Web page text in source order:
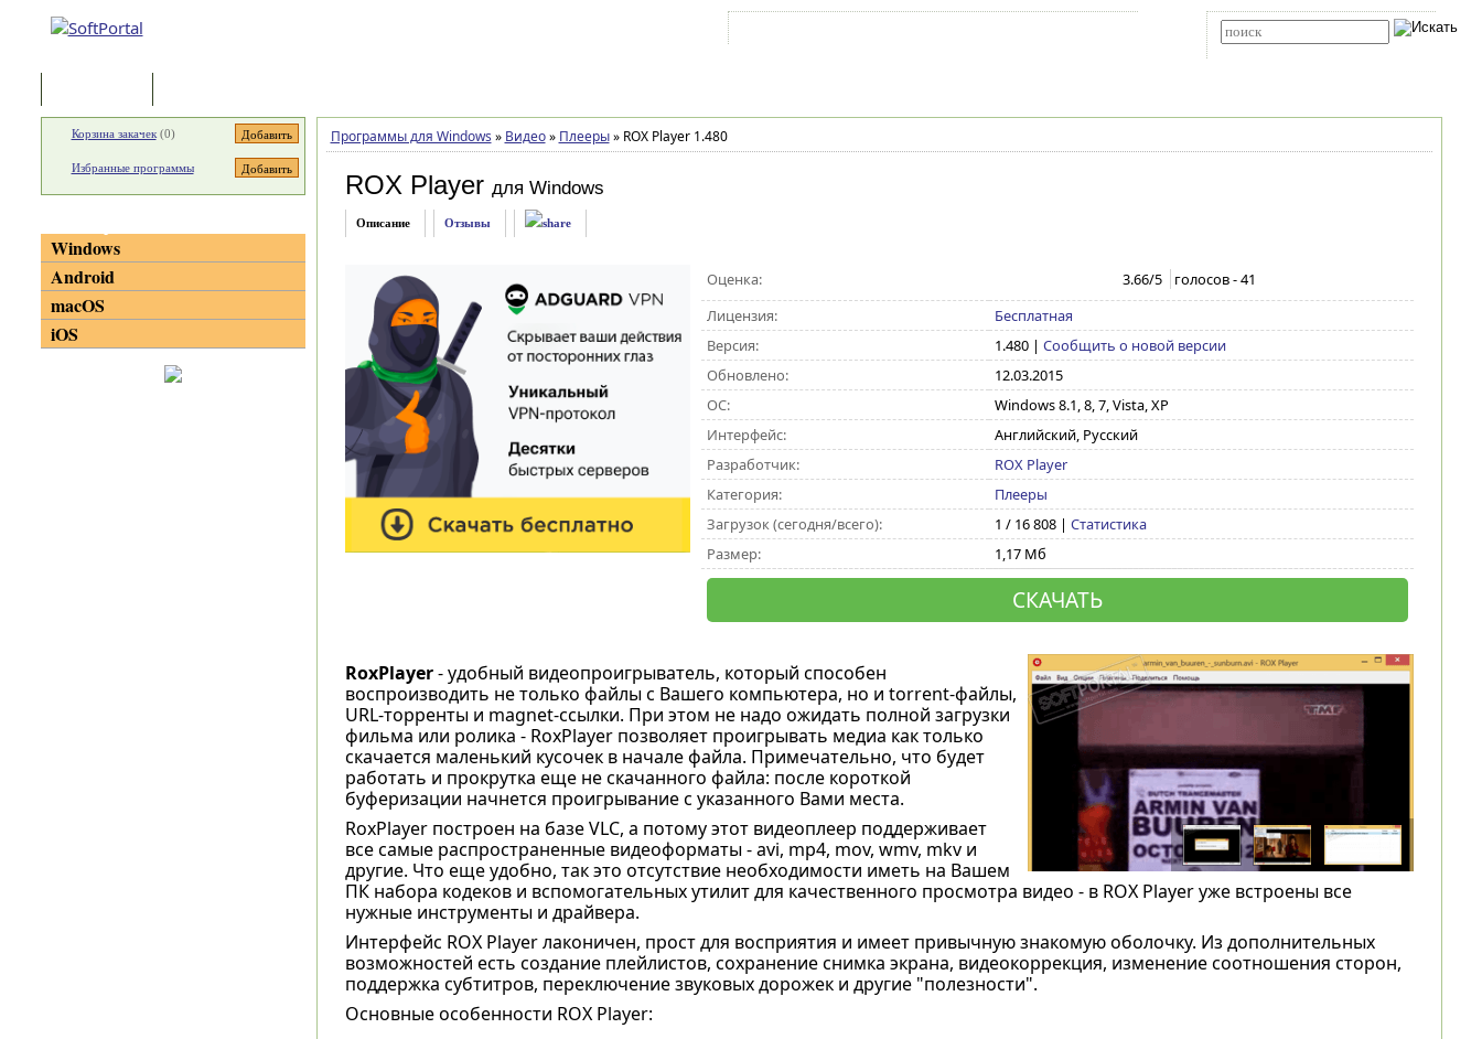
Программы для Windows » Видео » Плееры »ROX Player 1.480
ROX Player для Windows
Описание Отзывы
Оценка: 3.66/5 голосов -41
Лицензия:
Бесплатная
Версия:
1.480| Сообщить о новой версии
Обновлено:
12.03.2015
ОС:
Windows 8.1, 8, 7, Vista, XP
Интерфейс:
Английский, Русский
Разработчик:
ROX Player
Категория:
Плееры
Загрузок (сегодня/всего):
1 / 16 808 | Статистика
Размер:
1,17 Мб
СКАЧАТЬ
RoxPlayer- удобный видеопроигрыватель, который способен
воспроизводить не только файлы с Вашего компьютера, но и torrent-файлы,
URL-торренты и magnet-ссылки. При этом не надо ожидать полной загрузки
фильма или ролика - RoxPlayer позволяет проигрывать медиа как только
скачается маленький кусочек в начале файла. Примечательно, что будет
работать и прокрутка еще не скачанного файла: после короткой
буферизации начнется проигрывание с указанного Вами места.
RoxPlayer построен на базе VLC, а потому этот видеоплеер поддерживает
все самые распространенные видеоформаты - avi, mp4, mov, wmv, mkv и
другие. Что еще удобно, так это отсутствие необходимости иметь на Вашем
ПК набора кодеков и вспомогательных утилит для качественного просмотра видео - в ROX Player уже встроены все
нужные инструменты и драйвера.
Интерфейс ROX Player лаконичен, прост для восприятия и имеет привычную знакомую оболочку. Из дополнительных
возможностей есть создание плейлистов, сохранение снимка экрана, видеокоррекция, изменение соотношения сторон,
поддержка субтитров, переключение звуковых дорожек и другие "полезности".
Основные особенности ROX Player:
Корзина закачек(0)
Избранные программы
Windows
Android
macOS
iOS